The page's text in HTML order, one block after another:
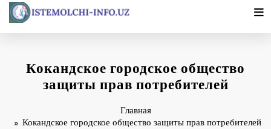
Кокандское городское общество
защиты прав потребителей
Главная
Кокандское городское общество защиты прав потребителей